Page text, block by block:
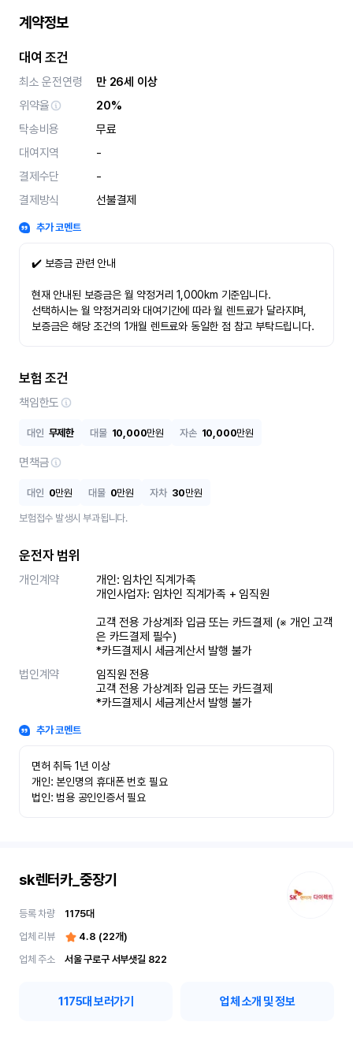
계약정보
대여 조건
최소 운전연령
만 26세 이상
위약율
20%
탁송비용
무료
대여지역
-
결제수단
-
결제방식
선불결제
추가 코멘트
✔️ 보증금 관련 안내
현재 안내된 보증금은 월 약정거리 1,000km 기준입니다.
선택하시는 월 약정거리와 대여기간에 따라 월 렌트료가 달라지며,
보증금은 해당 조건의 1개월 렌트료와 동일한 점 참고 부탁드립니다.
보험 조건
책임한도
대인 무제한 대물 10,000만원 자손 10,000만원
면책금
대인 0만원 대물 0만원 자차 30만원
보험접수 발생시 부과됩니다.
운전자 범위
개인계약
개인: 임차인 직계가족
개인사업자: 임차인 직계가족 + 임직원
고객 전용 가상계좌 입금 또는 카드결제 (※ 개인 고객
은 카드결제 필수)
*카드결제시 세금계산서 발행 불가
법인계약
임직원 전용
고객 전용 가상계좌 입금 또는 카드결제
*카드결제시 세금계산서 발행 불가
추가 코멘트
면허 취득 1년 이상
개인: 본인명의 휴대폰 번호 필요
법인: 범용 공인인증서 필요
sk렌터카_중장기
등록 차량 1175대
업체 리뷰
4.8 (22개)
업체 주소
서울 구로구 서부샛길 822
1175대 보러가기 업체 소개 및 정보